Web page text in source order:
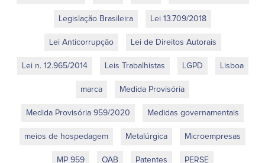
Legislação Brasileira Lei 13.709/2018
Lei Anticorrupção Lei de Direitos Autorais
Lei n. 12.965/2014 Leis Trabalhistas LGPD Lisboa
marca Medida Provisória
Medida Provisória 959/2020 Medidas governamentais
meios de hospedagem Metalúrgica Microempresas
MP 959 OAB Patentes PERSE